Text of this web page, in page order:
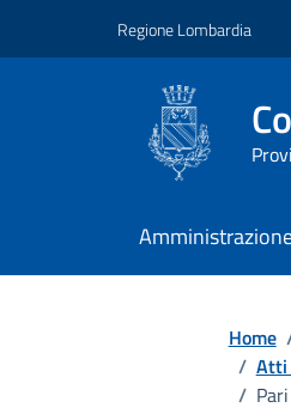
Regione Lombardia
Home
/ Atti
/